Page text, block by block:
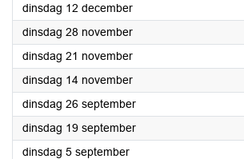
dinsdag 12 december2023
dinsdag 28 november2023
dinsdag 21 november2023
dinsdag 14 november2023
dinsdag 26 september2023
dinsdag 19 september2023
dinsdag 5 september2023